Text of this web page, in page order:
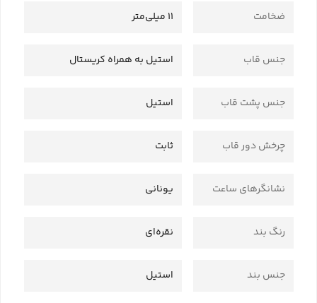
ضخامت 11 میلی‌متر
جنس قاب استیل به همراه کریستال
جنس پشت قاب استیل
چرخش دور قاب ثابت
نشانگرهای ساعت یونانی
رنگ بند نقره‌ای
جنس بند استیل